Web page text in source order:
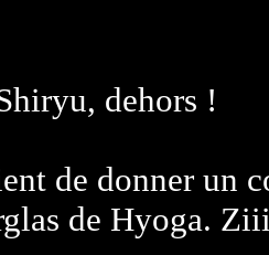
dehors !
de donner un
de Hyoga.